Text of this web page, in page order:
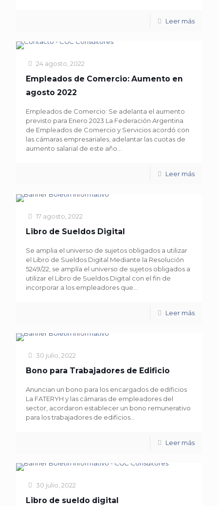
Leer más
24 agosto, 2022
Empleados de Comercio: Aumento en
agosto 2022
Empleados de Comercio: Se adelanta el aumento
previsto para Enero 2023 La Federación Argentina
de Empleados de Comercio y Servicios acordó con
las cámaras empresariales, adelantar las cuotas de
aumento salarial de este año...
Leer más
17 agosto, 2022
Libro de Sueldos Digital
Se amplia el universo de sujetos obligados a utilizar
el Libro de Sueldos Digital Mediante la Resolución
5249/22, se amplía el universo de sujetos obligados a
utilizar el Libro de Sueldos Digital con el fin de
incorporar a los empleadores que...
Leer más
30 julio, 2022
Bono para Trabajadores de Edificio
Anuncian un bono para los encargados de edificios
La FATERYH y las cámaras de empleadores del
sector, acordaron establecer un bono remunerativo
para los trabajadores de edificios...
Leer más
30 julio, 2022
Libro de sueldo digital